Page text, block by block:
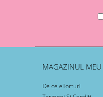
MAGAZINUL MEU
De ce eTorturi